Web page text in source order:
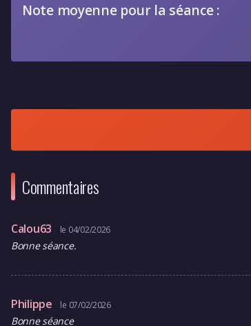
Note moyenne pour la séance :
Commentaires
Calou63 le 04/02/2026
Bonne séance.
Philippe le 07/02/2026
Bonne séance